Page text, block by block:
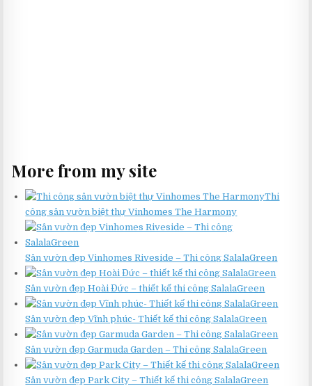
More from my site
Thi
công sân vườn biệt thự Vinhomes The Harmony
Sân vườn đẹp Vinhomes Riveside – Thi công SalalaGreen
Sân vườn đẹp Hoài Đức – thiết kế thi công SalalaGreen
Sân vườn đẹp Vĩnh phúc- Thiết kế thi công SalalaGreen
Sân vườn đẹp Garmuda Garden – Thi công SalalaGreen
Sân vườn đẹp Park City – Thiết kế thi công SalalaGreen